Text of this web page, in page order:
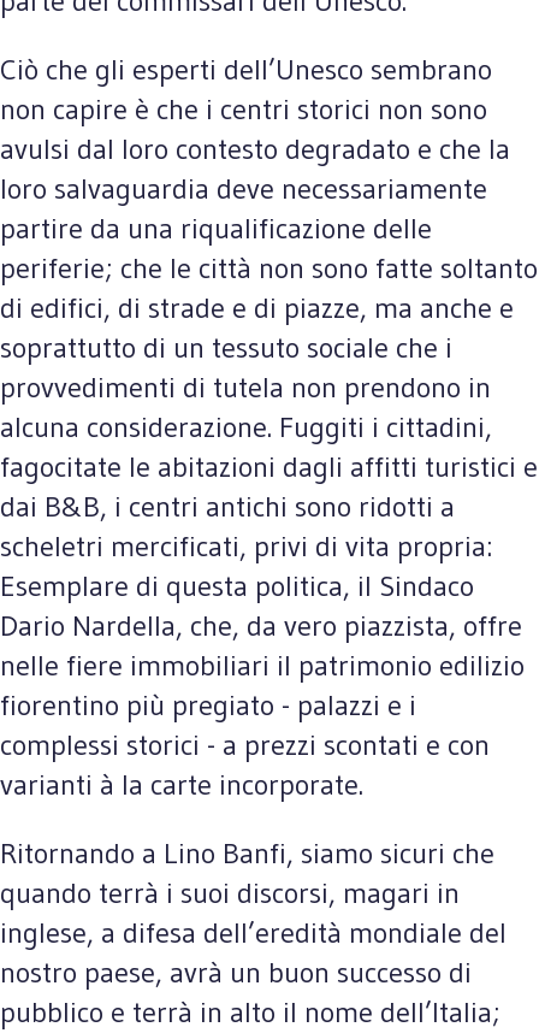
Ciò che gli esperti dell’Unesco sembrano
non capire è che i centri storici non sono
avulsi dal loro contesto degradato e che la
loro salvaguardia deve necessariamente
partire da una riqualificazione delle
periferie; che le città non sono fatte soltanto
di edifici, di strade e di piazze, ma anche e
soprattutto di un tessuto sociale che i
provvedimenti di tutela non prendono in
alcuna considerazione. Fuggiti i cittadini,
fagocitate le abitazioni dagli affitti turistici e
dai B&B, i centri antichi sono ridotti a
scheletri mercificati, privi di vita propria:
Esemplare di questa politica, il Sindaco
Dario Nardella, che, da vero piazzista, offre
nelle fiere immobiliari il patrimonio edilizio
fiorentino più pregiato - palazzi e i
complessi storici - a prezzi scontati e con
varianti à la carte incorporate.
Ritornando a Lino Banfi, siamo sicuri che
quando terrà i suoi discorsi, magari in
inglese, a difesa dell’eredità mondiale del
nostro paese, avrà un buon successo di
pubblico e terrà in alto il nome dell’Italia;